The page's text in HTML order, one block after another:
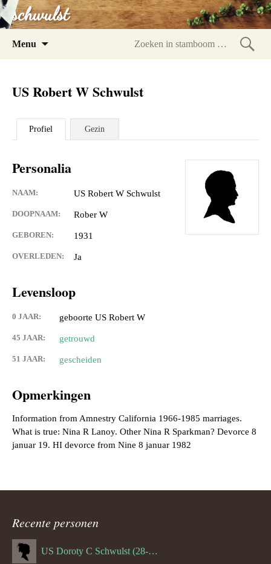
schwulst
Menu
US Robert W Schwulst
Profiel Gezin
Personalia
NAAM: US Robert W Schwulst
DOOPNAAM: Rober W
GEBOREN: 1931
OVERLEDEN: Ja
Levensloop
0 JAAR: geboorte US Robert W
45 JAAR: getrouwd
51 JAAR: gescheiden
Opmerkingen
Information from Amnestry California 1966-1985 marriages.
What is true: Nina R Lanoy. Other Nina R Sparkman? Devorce 8
Recente personen
US Doroty C Schwulst (28-12-1919)